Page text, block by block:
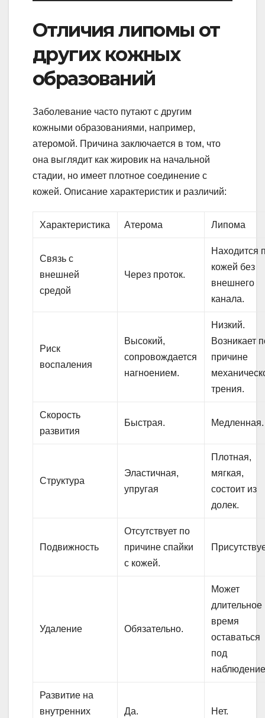
Отличия липомы от
других кожных
образований
Заболевание часто путают с другим
кожными образованиями, например,
атеромой. Причина заключается в том, что
она выглядит как жировик на начальной
стадии, но имеет плотное соединение с
кожей. Описание характеристик и различий:
Характеристика Атерома Липома
Связь с
внешней
средой
Через проток.
Находится
кожей без
внешнего
канала.
Риск
воспаления
Высокий,
сопровождается
нагноением.
Низкий.
Возникает
причине
трения.
Скорость
развития
Быстрая. Медленная.
Структура
Эластичная,
упругая
Плотная,
мягкая,
состоит из
долек.
Подвижность
Отсутствует по
причине спайки
с кожей.
Удаление Обязательно.
Может
длительное
время
оставаться
под
Развитие на
внутренних
Да. Нет.